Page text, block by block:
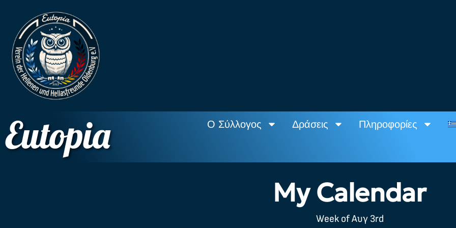
Eutopia Ο Σύλλογος Δράσεις Πληροφορίες
My Calendar
Week of Αυγ 3rd